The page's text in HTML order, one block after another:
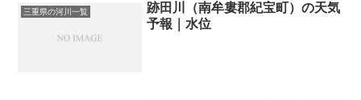
三重県の河川一覧
跡田川（南牟婁郡紀宝町）の天気
予報｜水位